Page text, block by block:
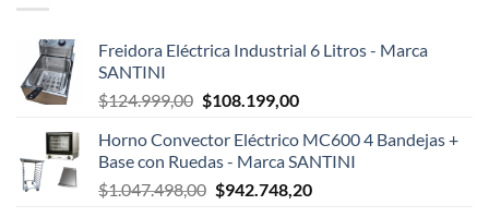
Freidora Eléctrica Industrial 6 Litros - Marca
SANTINI
$124.999,00 El
original
era:
$124.999,00.
$108.199,00El
actual
es:
$108.199,00.
Horno Convector Eléctrico MC600 4 Bandejas +
Base con Ruedas - Marca SANTINI
$1.047.498,00 El
$942.748,20El